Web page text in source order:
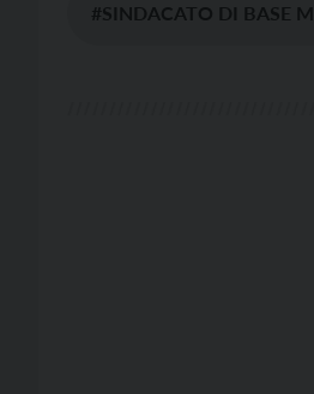
#SINDACATO DI BASE